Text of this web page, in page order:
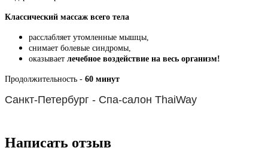
Классический массаж всего тела
расслабляет утомленные мышцы,
снимает болевые синдромы,
оказывает лечебное воздействие на весь организм!
Продолжительность - 60 минут
Санкт-Петербург - Спа-салон ThaiWay
Написать отзыв